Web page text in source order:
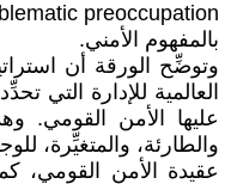
preoccupation
بالمفهوم الأمني.
وتوضِّح الورقة أن
العالمية للإدارة التي
عليها الأمن القومي.
والطارئة، والمتغيِّرة،
عقيدة الأمن القومي،